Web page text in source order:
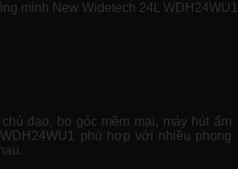
minh New Widetech 24L
đạo, bo góc mềm mại, máy hút ẩm
phù hợp với nhiều phong